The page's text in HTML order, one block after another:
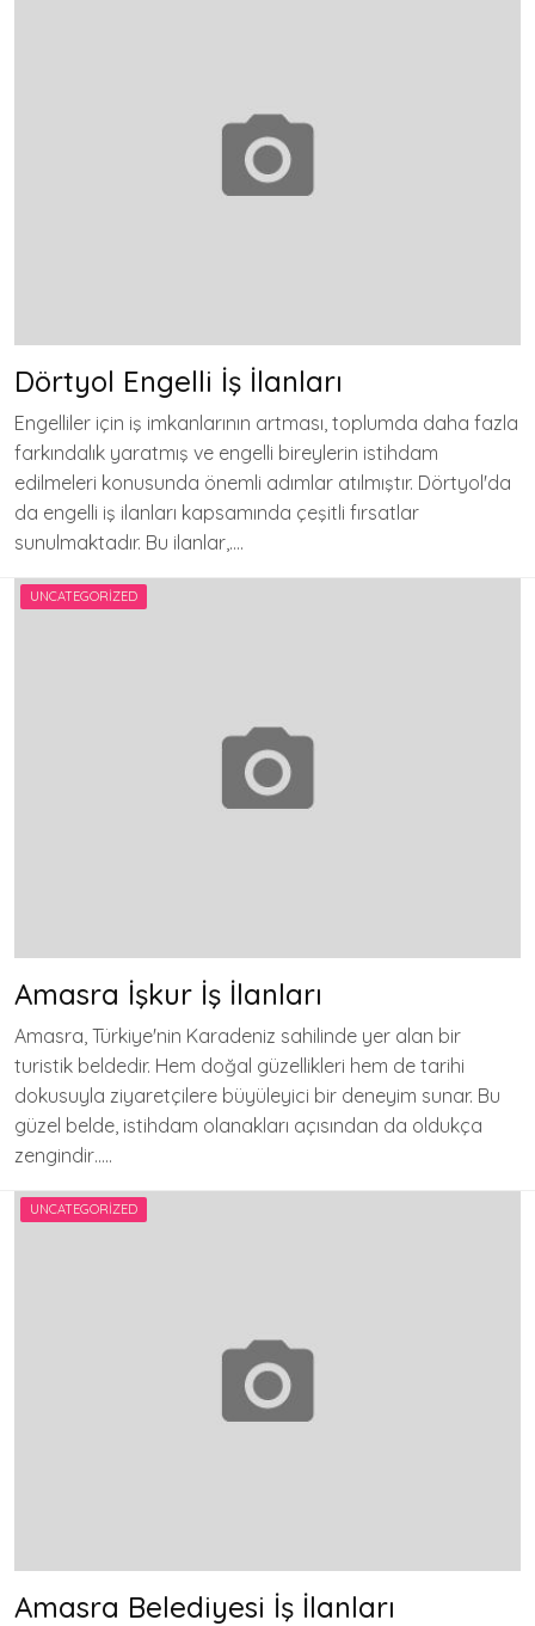
Dörtyol Engelli İş İlanları
Engelliler için iş imkanlarının artması, toplumda daha fazla
farkındalık yaratmış ve engelli bireylerin istihdam
edilmeleri konusunda önemli adımlar atılmıştır. Dörtyol'da
da engelli iş ilanları kapsamında çeşitli fırsatlar
sunulmaktadır. Bu ilanlar,….
UNCATEGORIZED
Amasra İşkur İş İlanları
Amasra, Türkiye'nin Karadeniz sahilinde yer alan bir
turistik beldedir. Hem doğal güzellikleri hem de tarihi
dokusuyla ziyaretçilere büyüleyici bir deneyim sunar. Bu
güzel belde, istihdam olanakları açısından da oldukça
zengindir…..
UNCATEGORIZED
Amasra Belediyesi İş İlanları